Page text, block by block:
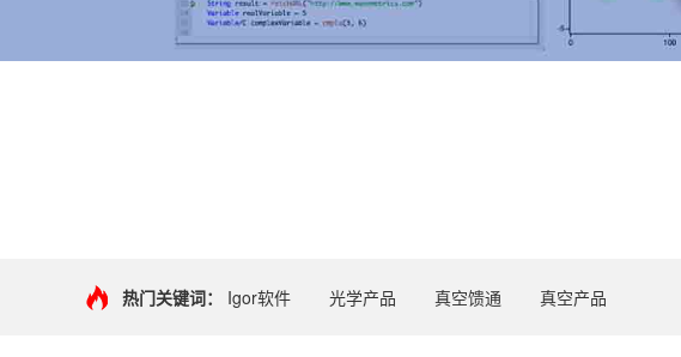
热门关键词：
Igor软件 光学产品 真空馈通 真空产品